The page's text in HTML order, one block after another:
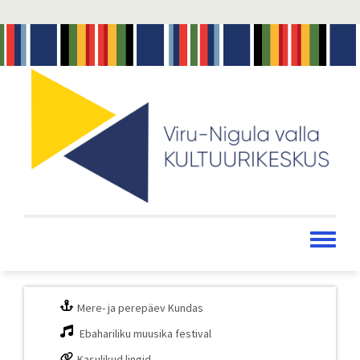
põhisisu
Toggle
Mere- ja perepäev Kundas
Ebahariliku muusika festival